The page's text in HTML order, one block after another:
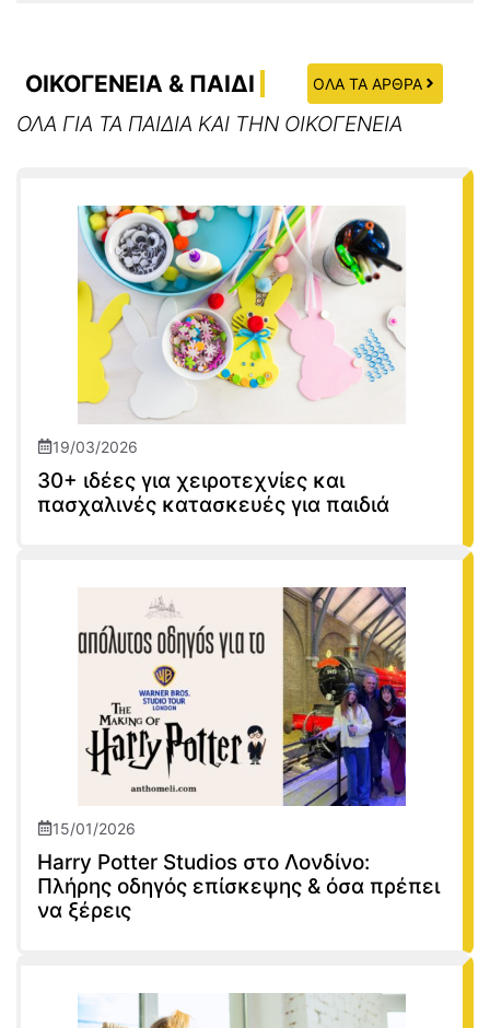
ΟΙΚΟΓΕΝΕΙΑ & ΠΑΙΔΙ ΟΛΑ ΤΑ ΑΡΘΡΑ
ΟΛΑ ΓΙΑ ΤΑ ΠΑΙΔΙΑ ΚΑΙ ΤΗΝ ΟΙΚΟΓΕΝΕΙΑ
19/03/2026
30+ ιδέες για χειροτεχνίες και
πασχαλινές κατασκευές για παιδιά
15/01/2026
Harry Potter Studios στο Λονδίνο:
Πλήρης οδηγός επίσκεψης & όσα πρέπει
να ξέρεις